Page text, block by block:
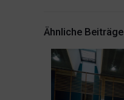
Ähnliche Beiträge